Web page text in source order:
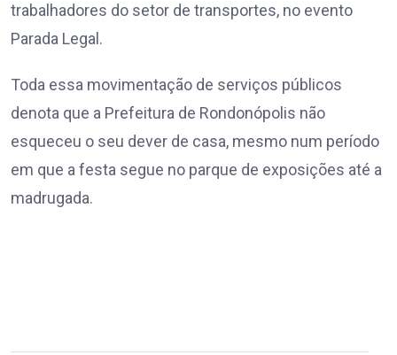
trabalhadores do setor de transportes, no evento
Parada Legal.
Toda essa movimentação de serviços públicos
denota que a Prefeitura de Rondonópolis não
esqueceu o seu dever de casa, mesmo num período
em que a festa segue no parque de exposições até a
madrugada.